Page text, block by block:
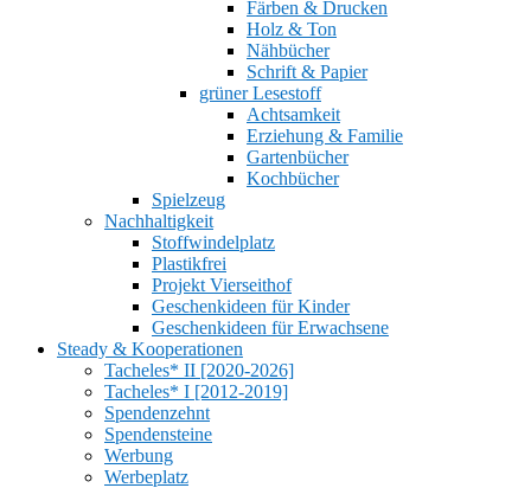
Färben & Drucken
Holz & Ton
Nähbücher
Schrift & Papier
grüner Lesestoff
Achtsamkeit
Erziehung & Familie
Gartenbücher
Kochbücher
Spielzeug
Nachhaltigkeit
Stoffwindelplatz
Plastikfrei
Projekt Vierseithof
Geschenkideen für Kinder
Geschenkideen für Erwachsene
Steady & Kooperationen
Tacheles* II [2020-2026]
Tacheles* I [2012-2019]
Spendenzehnt
Spendensteine
Werbung
Werbeplatz